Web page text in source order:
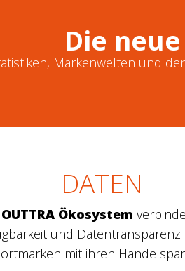
Die
Markenwelten und
DATEN
OUTTRA Ökosystem
und
mit ihren